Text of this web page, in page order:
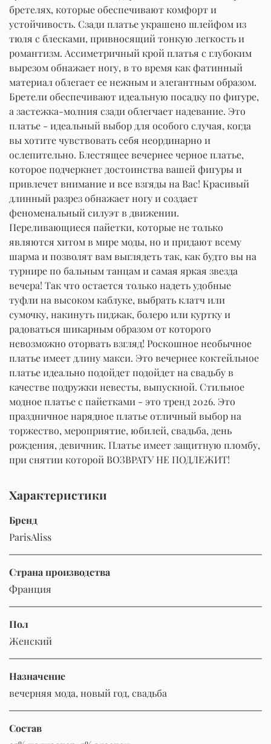
бретелях, которые обеспечивают комфорт и
устойчивость. Сзади платье украшено шлейфом из
тюля с блесками, привносящий тонкую легкость и
романтизм. Ассиметричный крой платья с глубоким
вырезом обнажает ногу, в то время как фатинный
материал облегает ее нежным и элегантным образом.
Бретели обеспечивают идеальную посадку по фигуре,
а застежка-молния сзади облегчает надевание. Это
платье - идеальный выбор для особого случая, когда
вы хотите чувствовать себя неординарно и
ослепительно. Блестящее вечернее черное платье,
которое подчеркнет достоинства вашей фигуры и
привлечет внимание и все взгяды на Вас! Красивый
длинный разрез обнажает ногу и создает
феноменальный силуэт в движении.
Переливающиеся пайетки, которые не только
являются хитом в мире моды, но и придают всему
шарма и позволят вам выглядеть так, как будто вы на
турнире по бальным танцам и самая яркая звезда
вечера! Так что остается только надеть удобные
туфли на высоком каблуке, выбрать клатч или
сумочку, накинуть пиджак, болеро или куртку и
радоваться шикарным образом от которого
невозможно оторвать взгляд! Роскошное необычное
платье имеет длину макси. Это вечернее коктейльное
платье идеально подойдет подойдет на свадьбу в
качестве подружки невесты, выпускной. Стильное
модное платье с пайетками - это тренд 2026. Это
праздничное нарядное платье отличный выбор на
торжество, мероприятие, юбилей, свадьба, день
рождения, девичник. Платье имеет защитную пломбу,
при снятии которой ВОЗВРАТУ НЕ ПОДЛЕЖИТ!
Характеристики
Бренд
ParisAliss
Страна производства
Франция
Пол
Женский
Назначение
вечерняя мода, новый год, свадьба
Состав